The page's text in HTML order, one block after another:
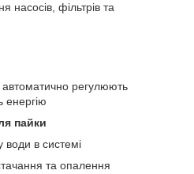
насосів, фільтрів та
регулюють
енергію
пайки
води в системі
та опалення